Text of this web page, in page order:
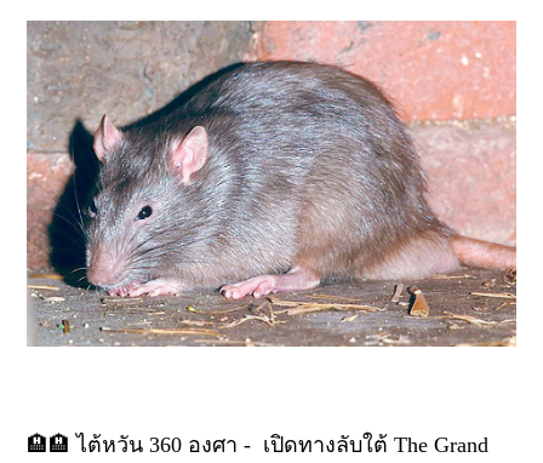
🏨🏨 ไต้หวัน 360 องศา - เปิดทางลับใต้ The Grand